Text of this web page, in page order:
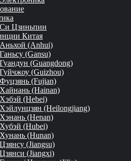
Си Цзиньпин
Китая
Аньхой (Anhui)
Ганьсу (Gansu)
Гуандун (Guangdong)
Гуйчжоу (Guizhou)
Фуцзянь (Fujian)
Хайнань (Hainan)
Хэбэй (Hebei)
Хэйлунцзян (Heilongjiang)
Хэнань (Henan)
Хубэй (Hubei)
Хунань (Hunan)
Цзянсу (Jiangsu)
Цзянси (Jiangxi)